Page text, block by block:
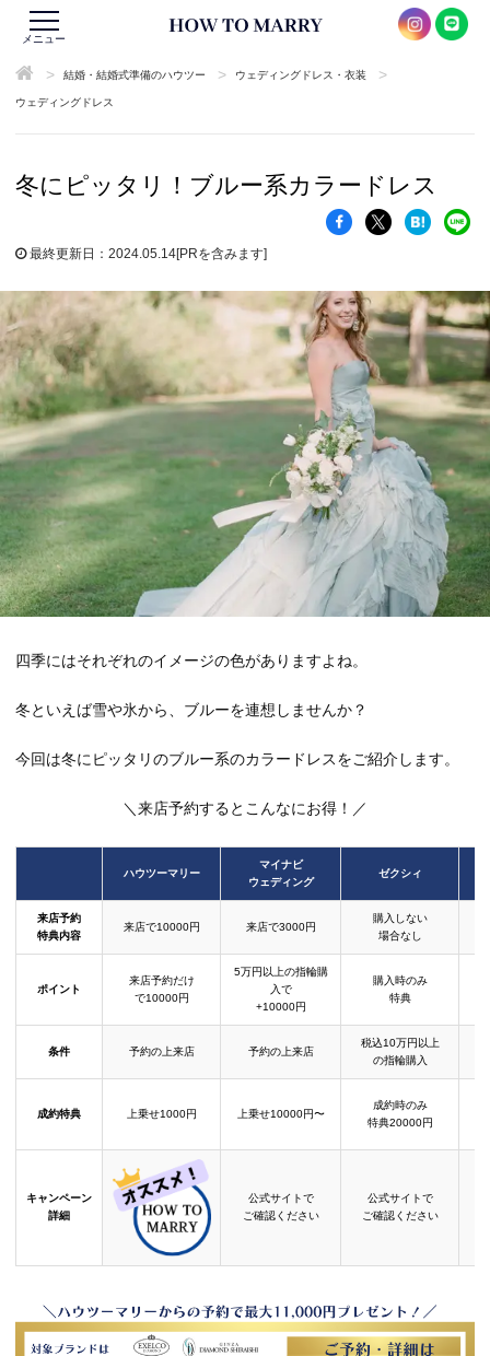
メニュー
> 結婚・結婚式準備のハウツー > ウェディングドレス・衣装 >
ウェディングドレス
冬にピッタリ！ブルー系カラードレス
最終更新日：2024.05.14[PRを含みます]
四季にはそれぞれのイメージの色がありますよね。
冬といえば雪や氷から、ブルーを連想しませんか？
今回は冬にピッタリのブルー系のカラードレスをご紹介します。
＼来店予約するとこんなにお得！／
ハウツーマリー
マイナビ
ウェディング
ゼクシィ
来店予約
特典内容
来店で10000円 来店で3000円
購入しない
場合なし
ポイント
来店予約だけ
で10000円
5万円以上の指輪購
入で
+10000円
購入時のみ
特典
条件 予約の上来店 予約の上来店
税込10万円以上
の指輪購入
成約特典 上乗せ1000円 上乗せ10000円〜
成約時のみ
特典20000円
キャンペーン
詳細
公式サイトで
ご確認ください
公式サイトで
ご確認ください